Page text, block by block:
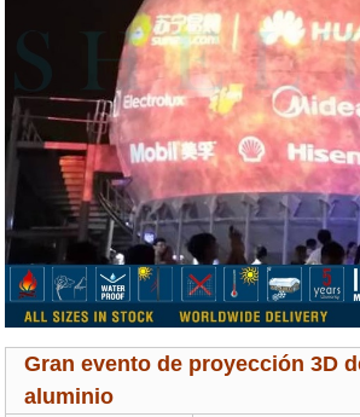
Gran evento de proyección 3D
aluminio